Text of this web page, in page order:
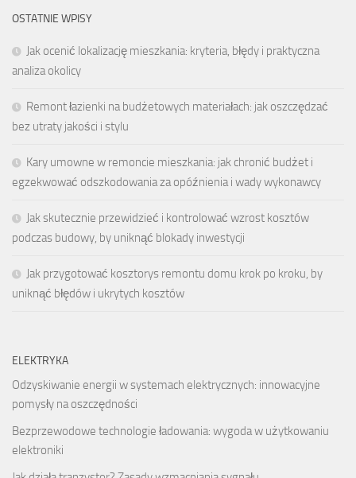
OSTATNIE WPISY
Jak ocenić lokalizację mieszkania: kryteria, błędy i praktyczna
analiza okolicy
Remont łazienki na budżetowych materiałach: jak oszczędzać
bez utraty jakości i stylu
Kary umowne w remoncie mieszkania: jak chronić budżet i
egzekwować odszkodowania za opóźnienia i wady wykonawcy
Jak skutecznie przewidzieć i kontrolować wzrost kosztów
podczas budowy, by uniknąć blokady inwestycji
Jak przygotować kosztorys remontu domu krok po kroku, by
uniknąć błędów i ukrytych kosztów
ELEKTRYKA
Odzyskiwanie energii w systemach elektrycznych: innowacyjne
pomysły na oszczędności
Bezprzewodowe technologie ładowania: wygoda w użytkowaniu
elektroniki